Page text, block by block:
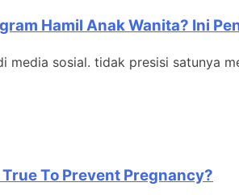
Hamil Anak Wanita? Ini
sosial. tidak presisi satunya
To Prevent Pregnancy?